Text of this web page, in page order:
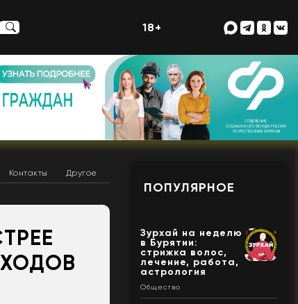
18+
Контакты Другое
ПОПУЛЯРНОЕ
Зурхай на неделю
в Бурятии:
стрижка волос,
лечение, работа,
астрология
Общество